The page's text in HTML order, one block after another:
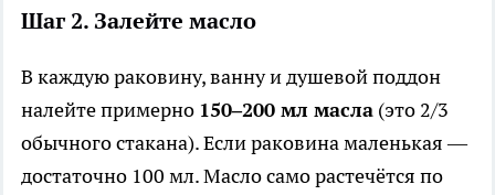
Шаг 2. Залейте масло
В каждую раковину, ванну и душевой поддон
налейте примерно 150–200 мл масла (это 2/3
обычного стакана). Если раковина маленькая —
достаточно 100 мл. Масло само растечётся по